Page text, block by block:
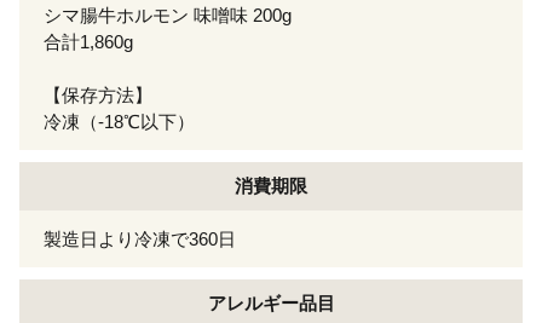
シマ腸牛ホルモン 味噌味 200g
合計1,860g
【保存方法】
冷凍（-18℃以下）
消費期限
製造日より冷凍で360日
アレルギー品目